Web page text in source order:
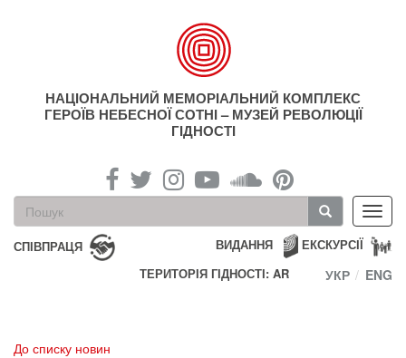
НАЦІОНАЛЬНИЙ МЕМОРІАЛЬНИЙ КОМПЛЕКС
ГЕРОЇВ НЕБЕСНОЇ СОТНІ – МУЗЕЙ РЕВОЛЮЦІЇ
ГІДНОСТІ
Пошукова
форма
Пошук
СПІВПРАЦЯ ЕКСКУРСІЇ
ВИДАННЯ
ТЕРИТОРІЯ ГІДНОСТІ: AR
УКР ENG
До списку новин